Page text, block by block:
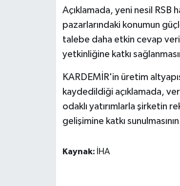
Açıklamada, yeni nesil RSB
pazarlarındaki konumun
talebe daha etkin cevap
yetkinliğine katkı
KARDEMİR'in üretim
kaydedildiği açıklamada,
odaklı yatırımlarla şirketin
gelişimine katkı
Kaynak: İHA
Yerel Haberler